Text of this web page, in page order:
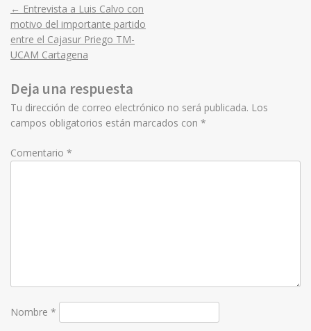
Post
navigation
← Entrevista a Luis Calvo con
motivo del importante partido
entre el Cajasur Priego TM-
UCAM Cartagena
Deja una respuesta
Tu dirección de correo electrónico no será publicada. Los
campos obligatorios están marcados con *
Comentario *
Nombre *